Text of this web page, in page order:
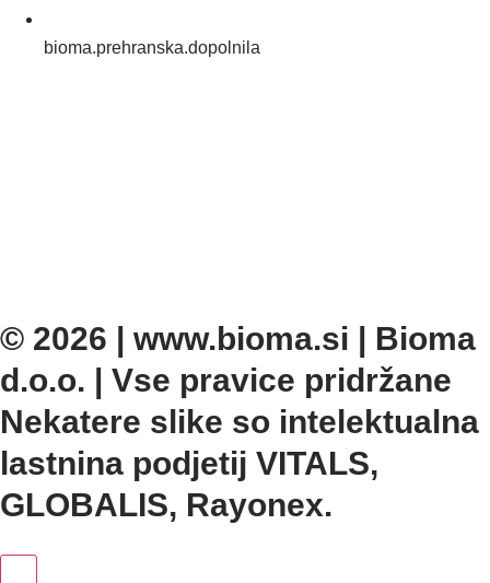
bioma.prehranska.dopolnila
© 2026 | www.bioma.si | Bioma
d.o.o. | Vse pravice pridržane
Nekatere slike so intelektualna
lastnina podjetij VITALS,
GLOBALIS, Rayonex.